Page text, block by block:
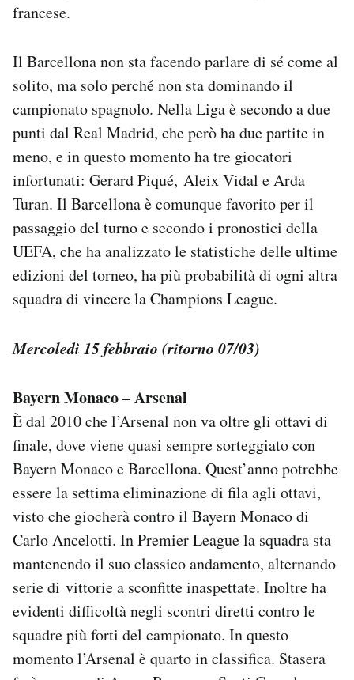
francese.
Il Barcellona non sta facendo parlare di sé come al
solito, ma solo perché non sta dominando il
campionato spagnolo. Nella Liga è secondo a due
punti dal Real Madrid, che però ha due partite in
meno, e in questo momento ha tre giocatori
infortunati: Gerard Piqué, Aleix Vidal e Arda
Turan. Il Barcellona è comunque favorito per il
passaggio del turno e secondo i pronostici della
UEFA, che ha analizzato le statistiche delle ultime
edizioni del torneo, ha più probabilità di ogni altra
squadra di vincere la Champions League.
Mercoledì 15 febbraio (ritorno 07/03)
Bayern Monaco – Arsenal
È dal 2010 che l’Arsenal non va oltre gli ottavi di
finale, dove viene quasi sempre sorteggiato con
Bayern Monaco e Barcellona. Quest’anno potrebbe
essere la settima eliminazione di fila agli ottavi,
visto che giocherà contro il Bayern Monaco di
Carlo Ancelotti. In Premier League la squadra sta
mantenendo il suo classico andamento, alternando
serie di vittorie a sconfitte inaspettate. Inoltre ha
evidenti difficoltà negli scontri diretti contro le
squadre più forti del campionato. In questo
momento l’Arsenal è quarto in classifica. Stasera